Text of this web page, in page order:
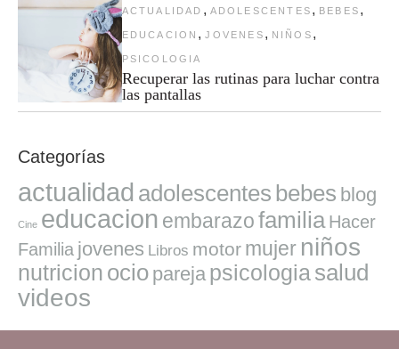
ACTUALIDAD , ADOLESCENTES , BEBES ,
EDUCACION , JOVENES , NIÑOS ,
PSICOLOGIA
Recuperar las rutinas para luchar contra
las pantallas
Categorías
actualidad adolescentes bebes blog
Cine educacion embarazofamilia Hacer
Familia jovenes Libros motor mujer niños
nutricion ocio pareja psicologiasalud
videos